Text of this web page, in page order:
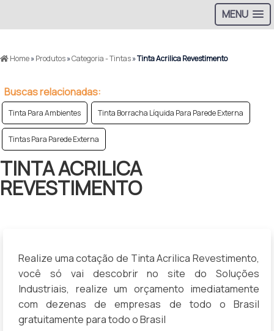
MENU
Home»Produtos»Categoria - Tintas»Tinta Acrilica Revestimento
Buscas relacionadas:
Tinta Para Ambientes Tinta Borracha Líquida Para Parede Externa
Tintas Para Parede Externa
TINTA ACRILICA
REVESTIMENTO
Realize uma cotação de Tinta Acrilica Revestimento,
você só vai descobrir no site do Soluções
Industriais, realize um orçamento imediatamente
com dezenas de empresas de todo o Brasil
gratuitamente para todo o Brasil